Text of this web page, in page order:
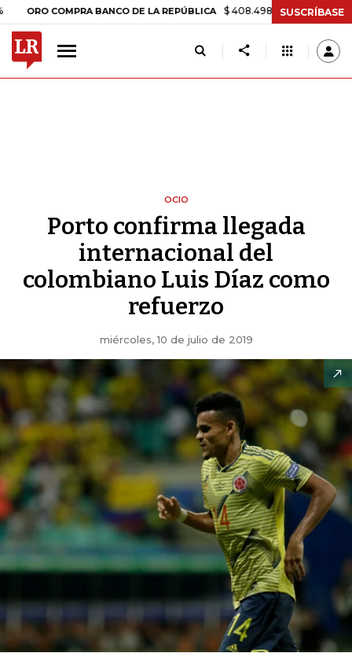
COMPRA BANCO DE LA REPÚBLICA $ 408.498,97 +$ 8.753,81 +2,19%
SUSCRÍBASE
OCIO
Porto confirma llegada
internacional del
colombiano Luis Díaz como
refuerzo
miércoles, 10 de julio de 2019